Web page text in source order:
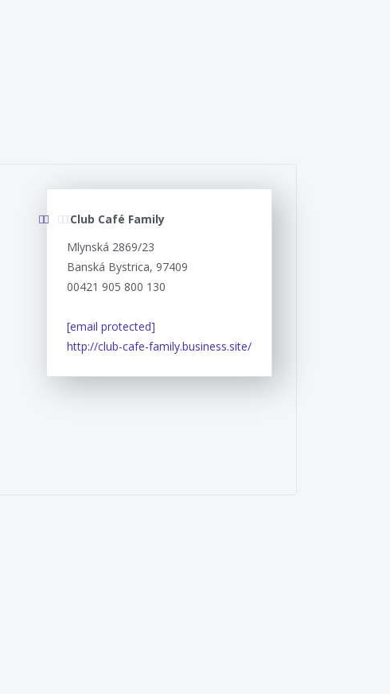
Club Café Family
Mlynská 2869/23
Banská Bystrica, 97409
00421 905 800 130
[email protected]
http://club-cafe-family.business.site/